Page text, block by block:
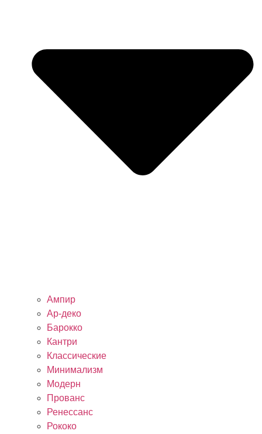
Ампир
Ар-деко
Барокко
Кантри
Классические
Минимализм
Модерн
Прованс
Ренессанс
Рококо